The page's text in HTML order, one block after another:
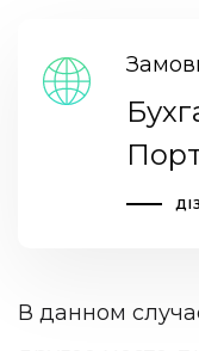
В данном